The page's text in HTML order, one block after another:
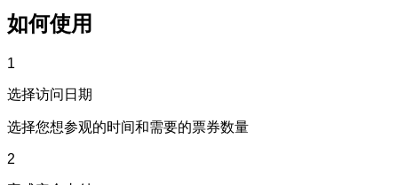
如何使用
1
选择访问日期
选择您想参观的时间和需要的票券数量
2